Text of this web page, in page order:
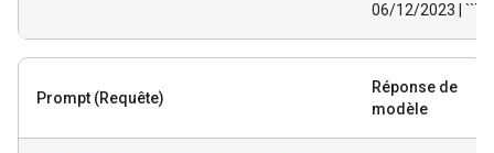
06/12/2023 | ```
Prompt (Requête)
Réponse de
modèle